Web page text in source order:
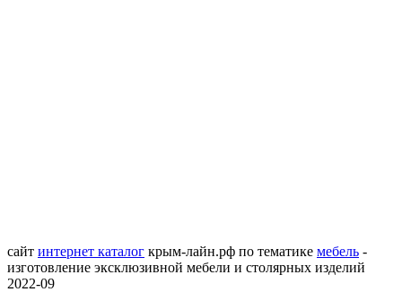
сайт интернет каталог крым-лайн.рф по тематике мебель -
изготовление эксклюзивной мебели и столярных изделий
2022-09